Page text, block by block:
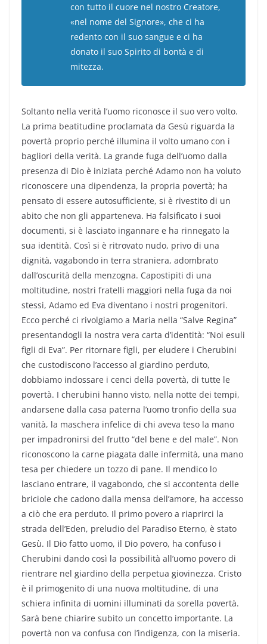
con tutto il cuore nel nostro Creatore,
«nel nome del Signore», che ci ha
redento con il suo sangue e ci ha
donato il suo Spirito di bontà e di
mitezza.
Soltanto nella verità l’uomo riconosce il suo vero volto.
La prima beatitudine proclamata da Gesù riguarda la
povertà proprio perché illumina il volto umano con i
bagliori della verità. La grande fuga dell’uomo dalla
presenza di Dio è iniziata perché Adamo non ha voluto
riconoscere una dipendenza, la propria povertà; ha
pensato di essere autosufficiente, si è rivestito di un
abito che non gli apparteneva. Ha falsificato i suoi
documenti, si è lasciato ingannare e ha rinnegato la
sua identità. Così si è ritrovato nudo, privo di una
dignità, vagabondo in terra straniera, adombrato
dall’oscurità della menzogna. Capostipiti di una
moltitudine, nostri fratelli maggiori nella fuga da noi
stessi, Adamo ed Eva diventano i nostri progenitori.
Ecco perché ci rivolgiamo a Maria nella “Salve Regina”
presentandogli la nostra vera carta d’identità: “Noi esuli
figli di Eva”. Per ritornare figli, per eludere i Cherubini
che custodiscono l’accesso al giardino perduto,
dobbiamo indossare i cenci della povertà, di tutte le
povertà. I cherubini hanno visto, nella notte dei tempi,
andarsene dalla casa paterna l’uomo tronfio della sua
vanità, la maschera infelice di chi aveva teso la mano
per impadronirsi del frutto “del bene e del male”. Non
riconoscono la carne piagata dalle infermità, una mano
tesa per chiedere un tozzo di pane. Il mendico lo
lasciano entrare, il vagabondo, che si accontenta delle
briciole che cadono dalla mensa dell’amore, ha accesso
a ciò che era perduto. Il primo povero a riaprirci la
strada dell’Eden, preludio del Paradiso Eterno, è stato
Gesù. Il Dio fatto uomo, il Dio povero, ha confuso i
Cherubini dando così la possibilità all’uomo povero di
rientrare nel giardino della perpetua giovinezza. Cristo
è il primogenito di una nuova moltitudine, di una
schiera infinita di uomini illuminati da sorella povertà.
Sarà bene chiarire subito un concetto importante. La
povertà non va confusa con l’indigenza, con la miseria.